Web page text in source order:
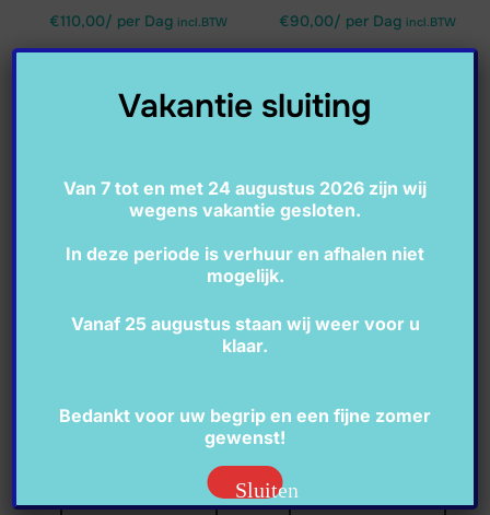
€110,00/ per Dag incl.BTW €90,00/ per Dag incl.BTW
Frontslide boerderij midi
incl.BTW
LEES VERDER
Jungle XL springkussen
€
LEES VERDER
Vakantie sluiting
Van 7 tot en met 24 augustus 2026 zijn wij
wegens vakantie gesloten.
In deze periode is verhuur en afhalen niet
mogelijk.
Vanaf 25 augustus staan wij weer voor u
klaar.
Bedankt voor uw begrip en een fijne zomer
gewenst!
Sluiten